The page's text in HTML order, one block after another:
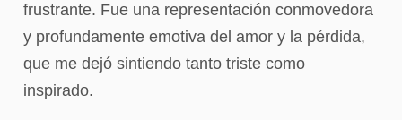
frustrante. Fue una representación conmovedora
y profundamente emotiva del amor y la pérdida,
que me dejó sintiendo tanto triste como
inspirado.